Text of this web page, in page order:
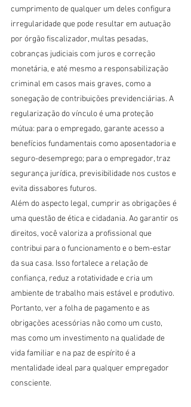
cumprimento de qualquer um deles configura
irregularidade que pode resultar em autuação
por órgão fiscalizador, multas pesadas,
cobranças judiciais com juros e correção
monetária, e até mesmo a responsabilização
criminal em casos mais graves, como a
sonegação de contribuições previdenciárias. A
regularização do vínculo é uma proteção
mútua: para o empregado, garante acesso a
benefícios fundamentais como aposentadoria e
seguro-desemprego; para o empregador, traz
segurança jurídica, previsibilidade nos custos e
evita dissabores futuros.
Além do aspecto legal, cumprir as obrigações é
uma questão de ética e cidadania. Ao garantir os
direitos, você valoriza a profissional que
contribui para o funcionamento e o bem-estar
da sua casa. Isso fortalece a relação de
confiança, reduz a rotatividade e cria um
ambiente de trabalho mais estável e produtivo.
Portanto, ver a folha de pagamento e as
obrigações acessórias não como um custo,
mas como um investimento na qualidade de
vida familiar e na paz de espírito é a
mentalidade ideal para qualquer empregador
consciente.